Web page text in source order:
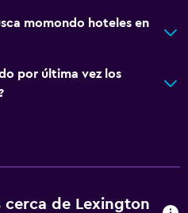
momondo hoteles en
por última vez los
cerca de Lexington